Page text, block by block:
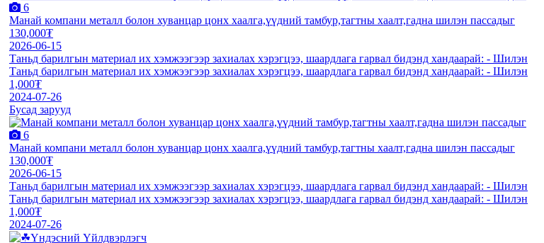
6
Манай компани металл болон хуванцар цонх хаалга,үүдний тамбур,тагтны хаалт,гадна шилэн пассадыг
130,000₮
2026-06-15
Таньд барилгын материал их хэмжээгээр захиалах хэрэгцээ, шаардлага гарвал бидэнд хандаарай: - Шилэн
Таньд барилгын материал их хэмжээгээр захиалах хэрэгцээ, шаардлага гарвал бидэнд хандаарай: - Шилэн
1,000₮
2024-07-26
Бусад зарууд
6
Манай компани металл болон хуванцар цонх хаалга,үүдний тамбур,тагтны хаалт,гадна шилэн пассадыг
130,000₮
2026-06-15
Таньд барилгын материал их хэмжээгээр захиалах хэрэгцээ, шаардлага гарвал бидэнд хандаарай: - Шилэн
Таньд барилгын материал их хэмжээгээр захиалах хэрэгцээ, шаардлага гарвал бидэнд хандаарай: - Шилэн
1,000₮
2024-07-26